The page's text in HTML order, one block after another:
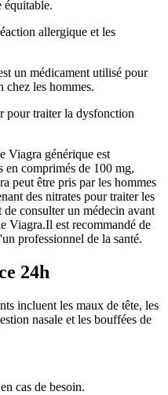
équitable.
allergique et les
un médicament utilisé pour
chez les hommes.
pour traiter la dysfonction
Viagra générique est
en comprimés de 100 mg,
peut être pris par les hommes
des nitrates pour traiter les
consulter un médecin avant
Viagra.Il est recommandé de
professionnel de la santé.
24h
incluent les maux de tête, les
nasale et les bouffées de
cas de besoin.